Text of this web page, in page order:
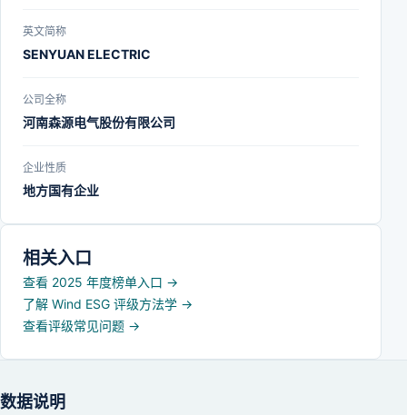
英文简称
SENYUAN ELECTRIC
公司全称
河南森源电气股份有限公司
企业性质
地方国有企业
相关入口
查看 2025 年度榜单入口 →
了解 Wind ESG 评级方法学 →
查看评级常见问题 →
数据说明